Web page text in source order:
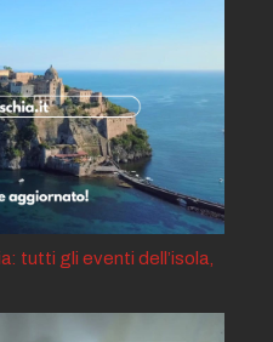
tutti gli eventi dell’isola,